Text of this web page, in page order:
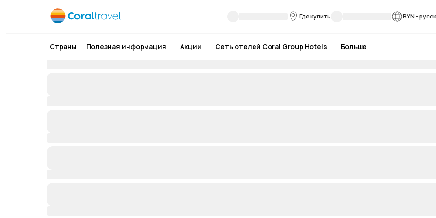
Где купить BYN -
Страны Полезная информация Акции Сеть отелей Coral Group Hotels Больше